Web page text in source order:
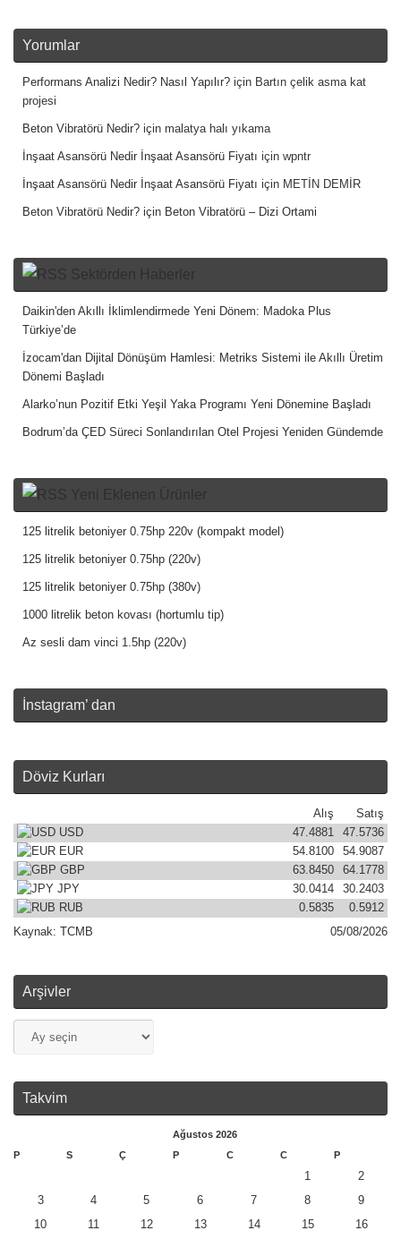
Yorumlar
Performans Analizi Nedir? Nasıl Yapılır? için Bartın çelik asma kat
projesi
Beton Vibratörü Nedir? için malatya halı yıkama
İnşaat Asansörü Nedir İnşaat Asansörü Fiyatı için wpntr
İnşaat Asansörü Nedir İnşaat Asansörü Fiyatı için METİN DEMİR
Beton Vibratörü Nedir? için Beton Vibratörü – Dizi Ortami
Sektörden Haberler
Daikin'den Akıllı İklimlendirmede Yeni Dönem: Madoka Plus
Türkiye’de
İzocam'dan Dijital Dönüşüm Hamlesi: Metriks Sistemi ile Akıllı Üretim
Dönemi Başladı
Alarko’nun Pozitif Etki Yeşil Yaka Programı Yeni Dönemine Başladı
Bodrum’da ÇED Süreci Sonlandırılan Otel Projesi Yeniden Gündemde
Yeni Eklenen Ürünler
125 litrelik betoniyer 0.75hp 220v (kompakt model)
125 litrelik betoniyer 0.75hp (220v)
125 litrelik betoniyer 0.75hp (380v)
1000 litrelik beton kovası (hortumlu tip)
Az sesli dam vinci 1.5hp (220v)
İnstagram’ dan
Döviz Kurları
Satış
Alış
USD
47.5736
47.4881
EUR
54.9087
54.8100
GBP
64.1778
63.8450
JPY
30.2403
30.0414
RUB
0.5912
0.5835
Kaynak: TCMB 05/08/2026
Arşivler
Takvim
Ağustos 2026
P
S Ç P C C P
1
2
3
4 5 6 7 8
9
10
11 12 13 14 15 16